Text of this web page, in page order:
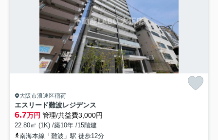
大阪市浪速区稲荷
エスリード難波レジデンス
6.7万円 管理/共益費3,000円
22.80㎡ (1K) /築10年 /15階建
南海本線「難波」駅 徒歩12分